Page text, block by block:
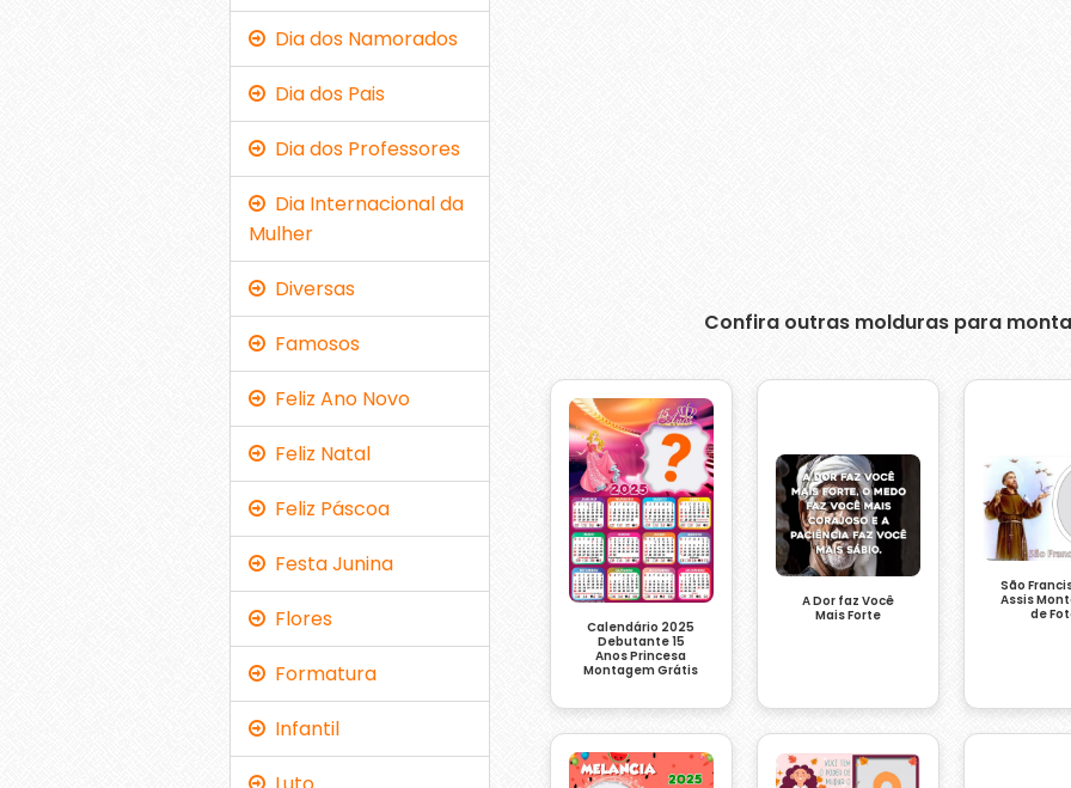
Confira outras molduras para
Calendário 2025
Debutante 15
Anos Princesa
Montagem Grátis
A Dor faz Você
Mais Forte
São
Assis
de
Dia dos Namorados
Dia dos Pais
Dia dos Professores
Dia Internacional da
Mulher
Diversas
Famosos
Feliz Ano Novo
Feliz Natal
Feliz Páscoa
Festa Junina
Flores
Formatura
Infantil